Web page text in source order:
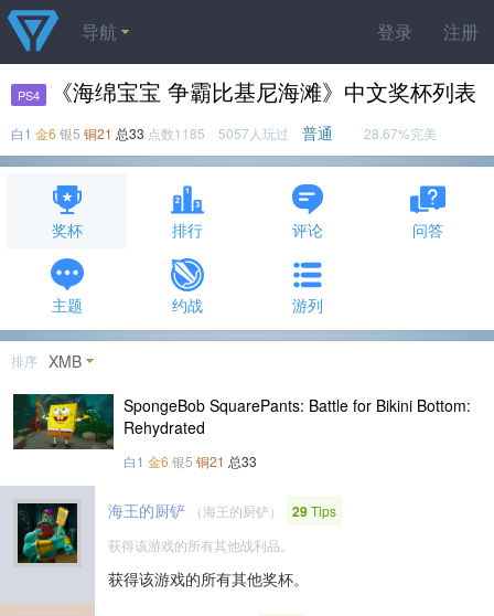
登录 注册
导航
PS4 《海绵宝宝 争霸比基尼海滩》中文奖杯列表
白1 金6 银5 铜21 总33 点数1185 5057人玩过 普通 28.67%完美
奖杯 排行 评论 问答
主题 约战 游列
排序 XMB
SpongeBob SquarePants: Battle for Bikini Bottom:
Rehydrated
白1 金6 银5 铜21 总33
海王的厨铲 （海王的厨铲） 29Tips
获得该游戏的所有其他战利品。
获得该游戏的所有其他奖杯。